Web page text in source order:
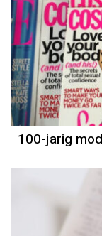
100-jarig